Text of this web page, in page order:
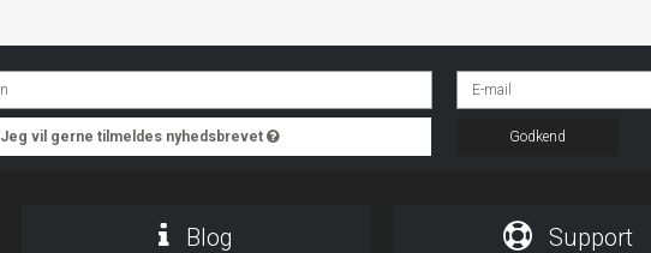
Jeg vil gerne tilmeldes nyhedsbrevet Godkend
Blog Support